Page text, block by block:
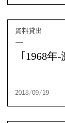
2019/09/14
「1968